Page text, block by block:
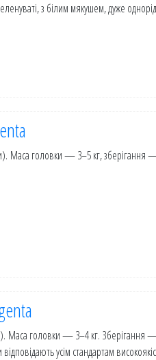
з білим мякушем, дуже
Маса головки — 3–5 кг, зберігання —
Маса головки — 3–4 кг. Зберігання
усім стандартам